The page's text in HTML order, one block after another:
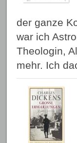
der ganze
war ich
Theologin,
mehr. Ich